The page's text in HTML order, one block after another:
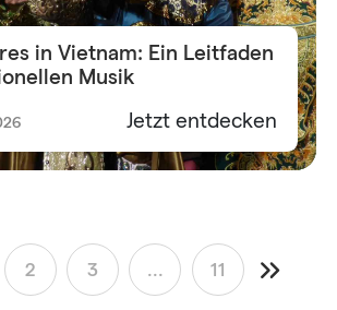
in Vietnam: Ein Leitfaden
Musik
Jetzt entdecken
2 3 ... 11